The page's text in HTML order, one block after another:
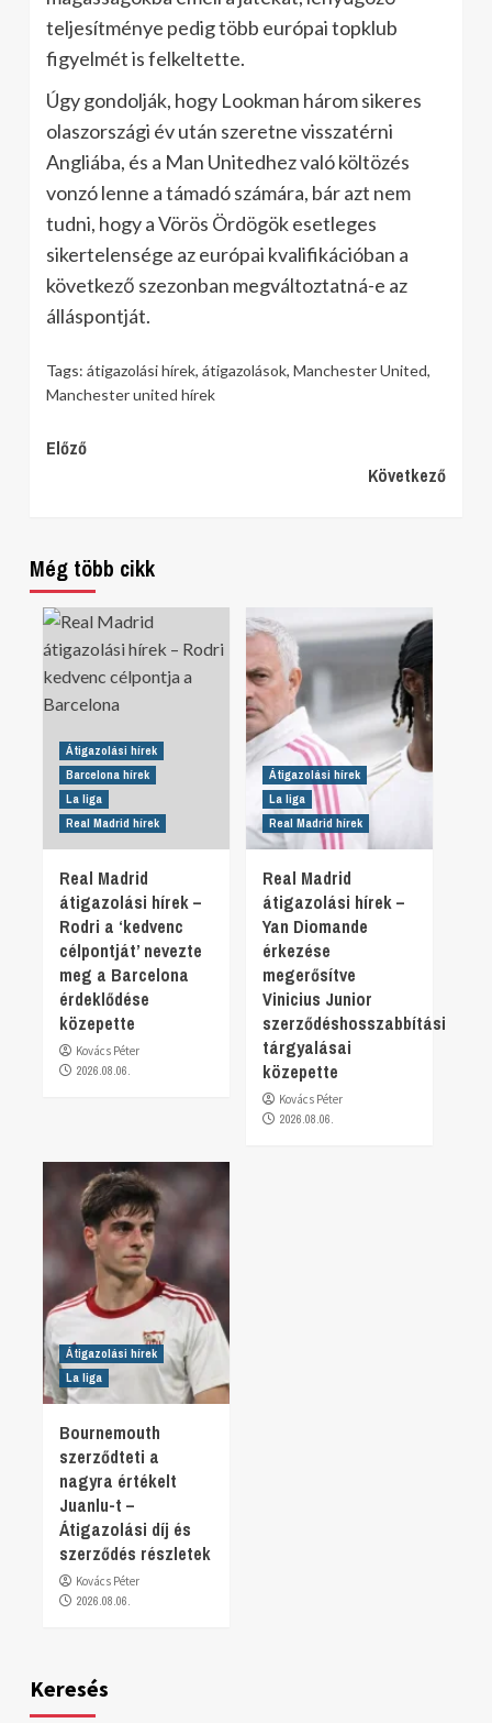
teljesítménye pedig több európai topklub
figyelmét is felkeltette.
Úgy gondolják, hogy Lookman három sikeres
olaszországi év után szeretne visszatérni
Angliába, és a Man Unitedhez való költözés
vonzó lenne a támadó számára, bár azt nem
tudni, hogy a Vörös Ördögök esetleges
sikertelensége az európai kvalifikációban a
következő szezonban megváltoztatná-e az
álláspontját.
Tags: átigazolási hírek, átigazolások, Manchester United,
Manchester united hírek
Continue
Előző
Következő
Még több cikk
Átigazolási hírek
Barcelona hírek
La liga
Real Madrid hírek
Real Madrid
átigazolási hírek –
Rodri a ‘kedvenc
célpontját’ nevezte
meg a Barcelona
érdeklődése
közepette
Kovács Péter
2026.08.06.
Átigazolási hírek
La liga
Real Madrid hírek
Real Madrid
átigazolási hírek –
Yan Diomande
érkezése
megerősítve
Vinicius Junior
szerződéshosszabbítási
tárgyalásai
közepette
Kovács Péter
2026.08.06.
Átigazolási hírek
La liga
Bournemouth
szerződteti a
nagyra értékelt
Juanlu-t –
Átigazolási díj és
szerződés részletek
Kovács Péter
2026.08.06.
Keresés